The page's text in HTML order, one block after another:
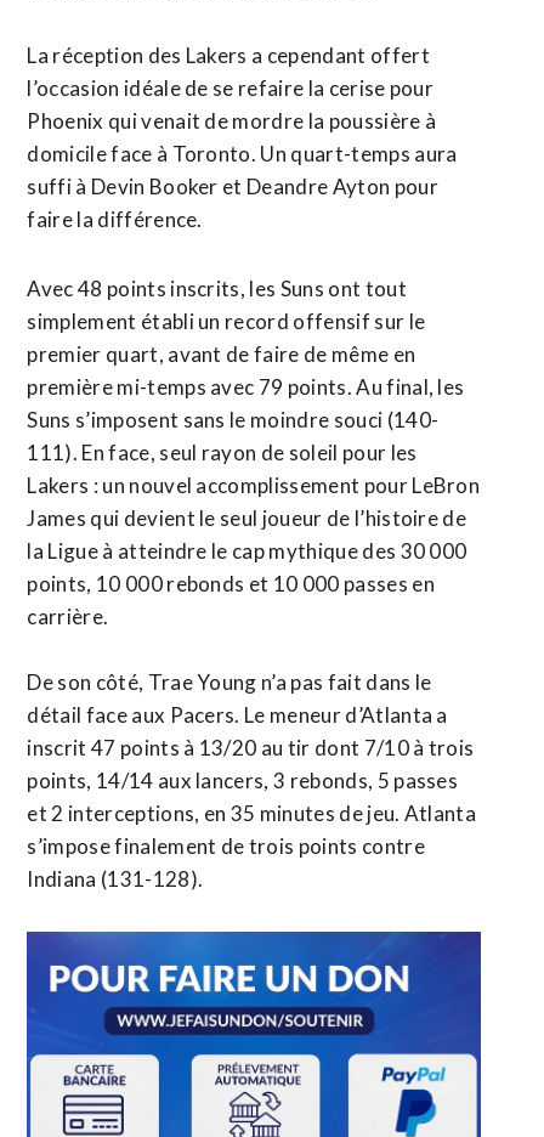
La réception des Lakers a cependant offert
l’occasion idéale de se refaire la cerise pour
Phoenix qui venait de mordre la poussière à
domicile face à Toronto. Un quart-temps aura
suffi à Devin Booker et Deandre Ayton pour
faire la différence.
Avec 48 points inscrits, les Suns ont tout
simplement établi un record offensif sur le
premier quart, avant de faire de même en
première mi-temps avec 79 points. Au final, les
Suns s’imposent sans le moindre souci (140-
111). En face, seul rayon de soleil pour les
Lakers : un nouvel accomplissement pour LeBron
James qui devient le seul joueur de l’histoire de
la Ligue à atteindre le cap mythique des 30 000
points, 10 000 rebonds et 10 000 passes en
carrière.
De son côté, Trae Young n’a pas fait dans le
détail face aux Pacers. Le meneur d’Atlanta a
inscrit 47 points à 13/20 au tir dont 7/10 à trois
points, 14/14 aux lancers, 3 rebonds, 5 passes
et 2 interceptions, en 35 minutes de jeu. Atlanta
s’impose finalement de trois points contre
Indiana (131-128).